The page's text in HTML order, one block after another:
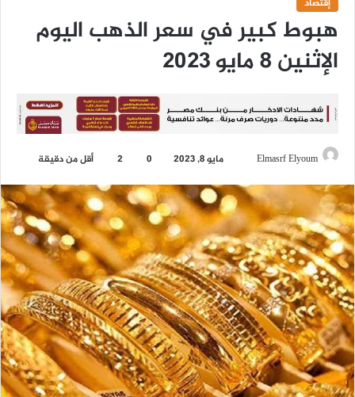
إقتصاد
هبوط كبير في سعر الذهب اليوم
الإثنين 8 مايو 2023
Elmasrf Elyoum
س
ل
ب
ر
ي
د
ا
إ
ل
ك
ت
مايو 8, 2023 0
2 أقل من دقيقة